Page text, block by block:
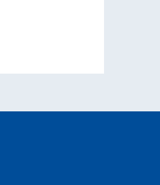
E MINISTRO DEGLI AFFARI
OF LABORATORY EQUIPMENT FOR